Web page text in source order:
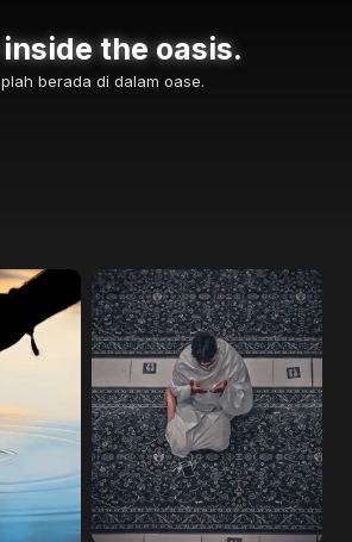
the oasis.
berada di dalam oase.